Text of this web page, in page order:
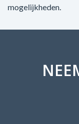
mogelijkheden.